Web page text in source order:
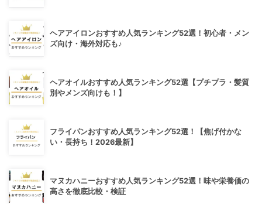
ヘアアイロンおすすめ人気ランキング52選！初心者・メン
ズ向け・海外対応も♪
ヘアオイルおすすめ人気ランキング52選【プチプラ・髪質
別やメンズ向けも！】
フライパンおすすめ人気ランキング52選！【焦げ付かな
い・長持ち！2026最新】
マヌカハニーおすすめ人気ランキング52選！味や栄養価の
高さを徹底比較・検証